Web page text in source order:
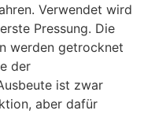
Verwendet wird
Pressung. Die
werden getrocknet
der
ist zwar
aber dafür